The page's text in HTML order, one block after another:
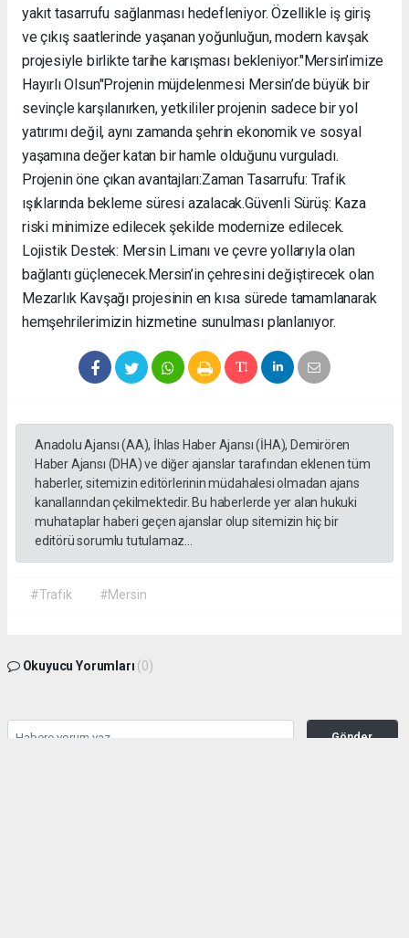
yakıt tasarrufu sağlanması hedefleniyor. Özellikle iş giriş
ve çıkış saatlerinde yaşanan yoğunluğun, modern kavşak
projesiyle birlikte tarihe karışması bekleniyor. ​"Mersin’imize
Hayırlı Olsun" ​Projenin müjdelenmesi Mersin’de büyük bir
sevinçle karşılanırken, yetkililer projenin sadece bir yol
yatırımı değil, aynı zamanda şehrin ekonomik ve sosyal
yaşamına değer katan bir hamle olduğunu vurguladı. ​
Projenin öne çıkan avantajları: ​Zaman Tasarrufu: Trafik
ışıklarında bekleme süresi azalacak. ​Güvenli Sürüş: Kaza
riski minimize edilecek şekilde modernize edilecek. ​
Lojistik Destek: Mersin Limanı ve çevre yollarıyla olan
bağlantı güçlenecek. ​Mersin’in çehresini değiştirecek olan
Mezarlık Kavşağı projesinin en kısa sürede tamamlanarak
hemşehrilerimizin hizmetine sunulması planlanıyor.
Anadolu Ajansı (AA), İhlas Haber Ajansı (İHA), Demirören
Haber Ajansı (DHA) ve diğer ajanslar tarafından eklenen tüm
haberler, sitemizin editörlerinin müdahalesi olmadan ajans
kanallarından çekilmektedir. Bu haberlerde yer alan hukuki
muhataplar haberi geçen ajanslar olup sitemizin hiç bir
editörü sorumlu tutulamaz...
#Trafik #Mersin
Okuyucu Yorumları (0)
Gönder